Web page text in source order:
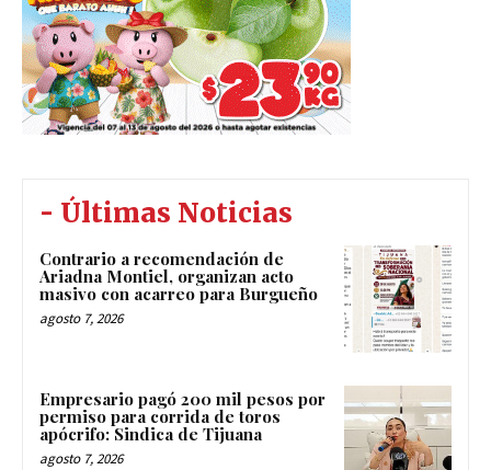
- Últimas Noticias
Contrario a recomendación de
Ariadna Montiel, organizan acto
masivo con acarreo para Burgueño
agosto 7, 2026
Empresario pagó 200 mil pesos por
permiso para corrida de toros
apócrifo: Sindica de Tijuana
agosto 7, 2026